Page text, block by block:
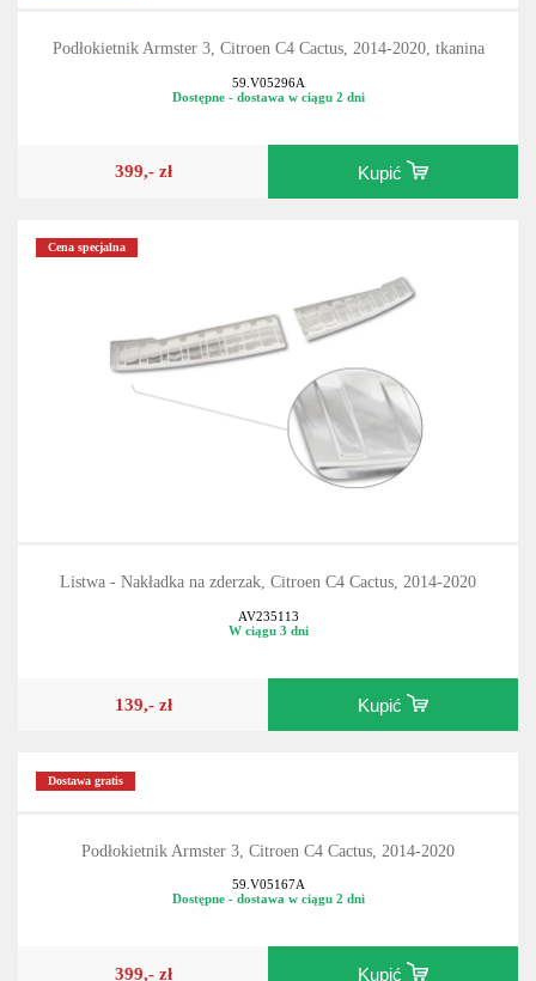
Podłokietnik Armster 3, Citroen C4 Cactus, 2014-2020, tkanina
59.V05296A
Dostępne - dostawa w ciągu 2 dni
399,- zł Kupić
Cena specjalna
Listwa - Nakładka na zderzak, Citroen C4 Cactus, 2014-2020
AV235113
W ciągu 3 dni
139,- zł Kupić
Dostawa gratis
Podłokietnik Armster 3, Citroen C4 Cactus, 2014-2020
59.V05167A
Dostępne - dostawa w ciągu 2 dni
399,- zł Kupić